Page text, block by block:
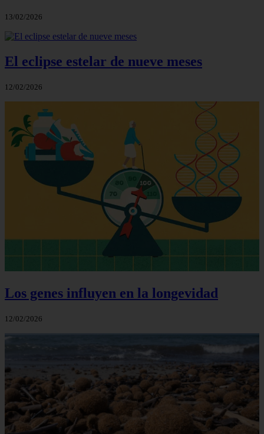
13/02/2026
El eclipse estelar de nueve meses
12/02/2026
Los genes influyen en la longevidad
12/02/2026